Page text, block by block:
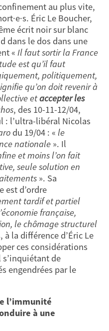
au plus vite,
Éric Le Boucher,
écrit noir sur blanc
dans le dos dans une
« Il faut sortir la France
est qu’il faut
politiquement,
qu’on doit revenir à
etaccepter les
, des 10-11-12/04,
: l’ultra-libéral Nicolas
du 19/04 : « le
nationale ». Il
et moins l’on fait
seule solution en
». Sa
est d’ordre
tardif et partiel
française,
le chômage structurel
à la différence d’Éric Le
ces considérations
de
engendrées par le
l’immunité
à une